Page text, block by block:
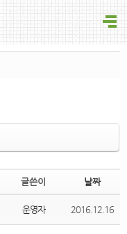
글쓴이 날짜
운영자 2016.12.16
북5
북5